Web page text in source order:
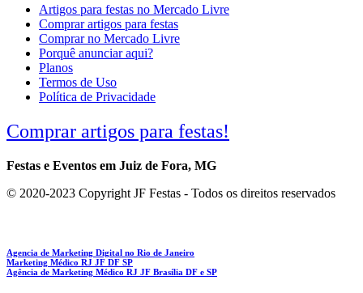
Artigos para festas no Mercado Livre
Comprar artigos para festas
Comprar no Mercado Livre
Porquê anunciar aqui?
Planos
Termos de Uso
Política de Privacidade
Comprar artigos para festas!
Festas e Eventos em Juiz de Fora, MG
© 2020-2023 Copyright JF Festas - Todos os direitos reservados
Agencia de Marketing Digital no Rio de Janeiro
Marketing Médico RJ JF DF SP
Agência de Marketing Médico RJ JF Brasília DF e SP